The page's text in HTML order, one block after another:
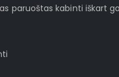
paruoštas kabinti iškart